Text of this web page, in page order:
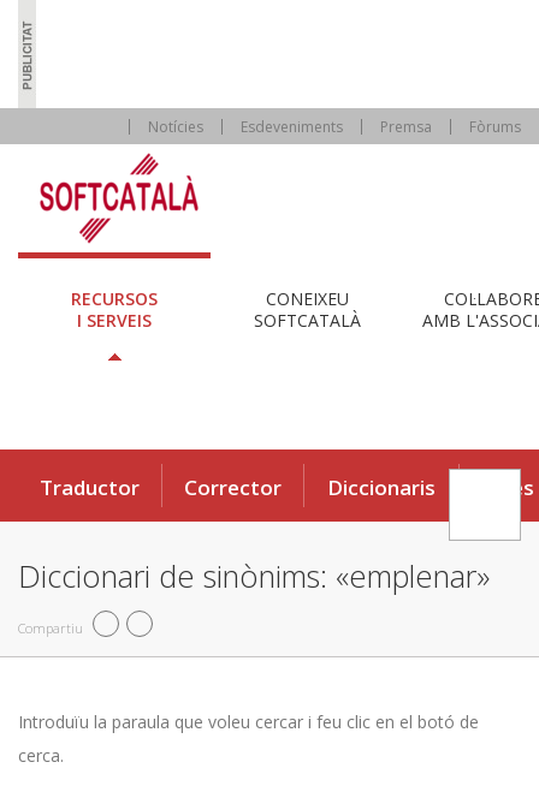
Notícies Esdeveniments Premsa Fòrums
RECURSOS
I SERVEIS
CONEIXEU
SOFTCATALÀ
AMB
Traductor Corrector Diccionaris Eines
Diccionari de sinònims: «emplenar»
Compartiu
Introduïu la paraula que voleu cercar i feu clic en el botó de
cerca.